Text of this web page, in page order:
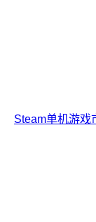
Steam单机游戏